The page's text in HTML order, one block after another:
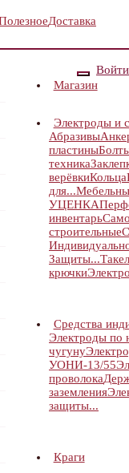
Доставка
Войти
Магазин
Электроды и
Абразивы
пластины
техника
верёвкиКольца
для...
УЦЕНКА
инвентарь
строительные
Защиты...
крючки
Средства
Электроды по
чугуну
УОНИ-13/55
проволока
заземления
защиты...
Краги